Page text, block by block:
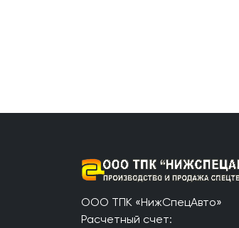
ООО ТПК «НижСпецАвто»
Расчетный счет: